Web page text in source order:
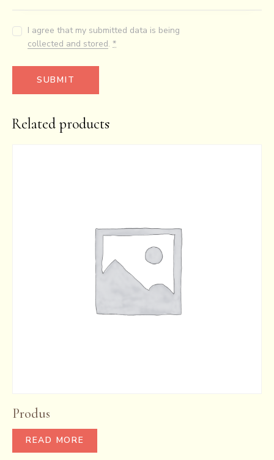
I agree that my submitted data is being
collected and stored.*
Related products
Produs
READ MORE